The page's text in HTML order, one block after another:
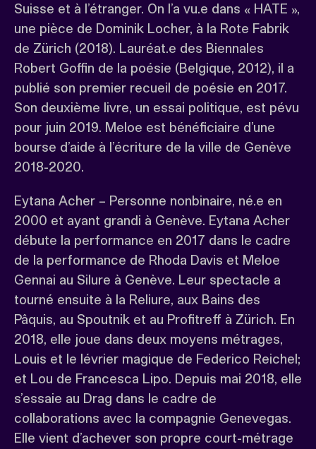
Suisse et à l’étranger. On l’a vu.e dans « HATE »,
une pièce de Dominik Locher, à la Rote Fabrik
de Zürich (2018). Lauréat.e des Biennales
Robert Goffin de la poésie (Belgique, 2012), il a
publié son premier recueil de poésie en 2017.
Son deuxième livre, un essai politique, est pévu
pour juin 2019. Meloe est bénéficiaire d’une
bourse d’aide à l’écriture de la ville de Genève
2018-2020.
Eytana Acher – Personne nonbinaire, né.e en
2000 et ayant grandi à Genève. Eytana Acher
débute la performance en 2017 dans le cadre
de la performance de Rhoda Davis et Meloe
Gennai au Silure à Genève. Leur spectacle a
tourné ensuite à la Reliure, aux Bains des
Pâquis, au Spoutnik et au Profitreff à Zürich. En
2018, elle joue dans deux moyens métrages,
Louis et le lévrier magique de Federico Reichel;
et Lou de Francesca Lipo. Depuis mai 2018, elle
s’essaie au Drag dans le cadre de
collaborations avec la compagnie Genevegas.
Elle vient d’achever son propre court-métrage